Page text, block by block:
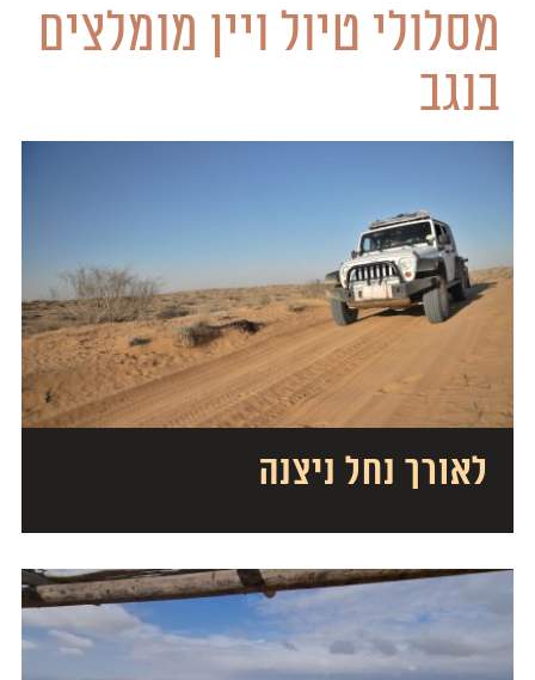
מסלולי טיול ויין מומלצים
בנגב
לאורך נחל ניצנה